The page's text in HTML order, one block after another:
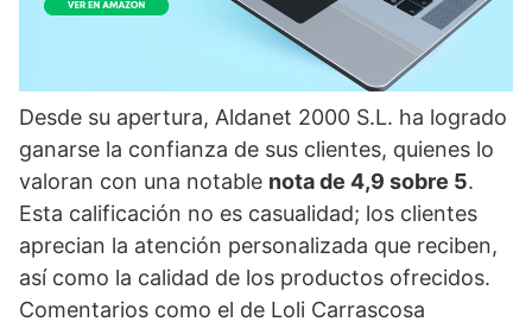
Desde su apertura, Aldanet 2000 S.L. ha logrado
ganarse la confianza de sus clientes, quienes lo
valoran con una notable nota de 4,9 sobre 5.
Esta calificación no es casualidad; los clientes
aprecian la atención personalizada que reciben,
así como la calidad de los productos ofrecidos.
Comentarios como el de Loli Carrascosa